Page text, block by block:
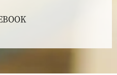
年1月
年12月